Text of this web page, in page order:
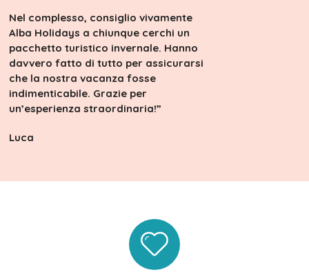
Nel complesso, consiglio vivamente
Alba Holidays a chiunque cerchi un
pacchetto turistico invernale. Hanno
davvero fatto di tutto per assicurarsi
che la nostra vacanza fosse
indimenticabile. Grazie per
un’esperienza straordinaria!”
Luca